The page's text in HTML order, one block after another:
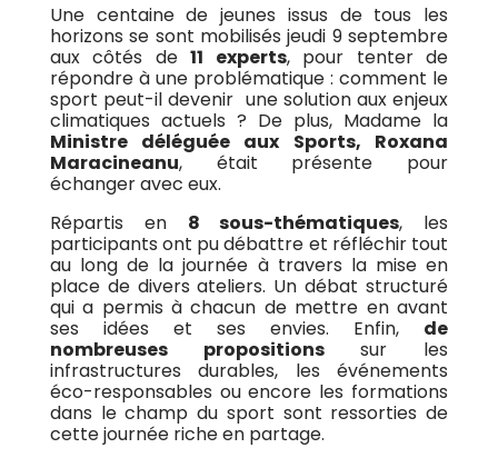
Une centaine de jeunes issus de tous les
horizons se sont mobilisés jeudi 9 septembre
aux côtés de11 experts, pour tenter de
répondre à une problématique : comment le
sport peut-il devenir une solution aux enjeux
climatiques actuels ? De plus, Madame la
Ministre déléguée aux Sports, Roxana
Maracineanu, était présente pour
échanger avec eux.
Répartis en 8 sous-thématiques, les
participants ont pu débattre et réfléchir tout
au long de la journée à travers la mise en
place de divers ateliers. Un débat structuré
qui a permis à chacun de mettre en avant
ses idées et ses envies. Enfin, de
nombreuses propositionssur les
infrastructures durables, les événements
éco-responsables ou encore les formations
dans le champ du sport sont ressorties de
cette journée riche en partage.